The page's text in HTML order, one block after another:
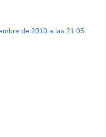
de 2010 a las 21:05